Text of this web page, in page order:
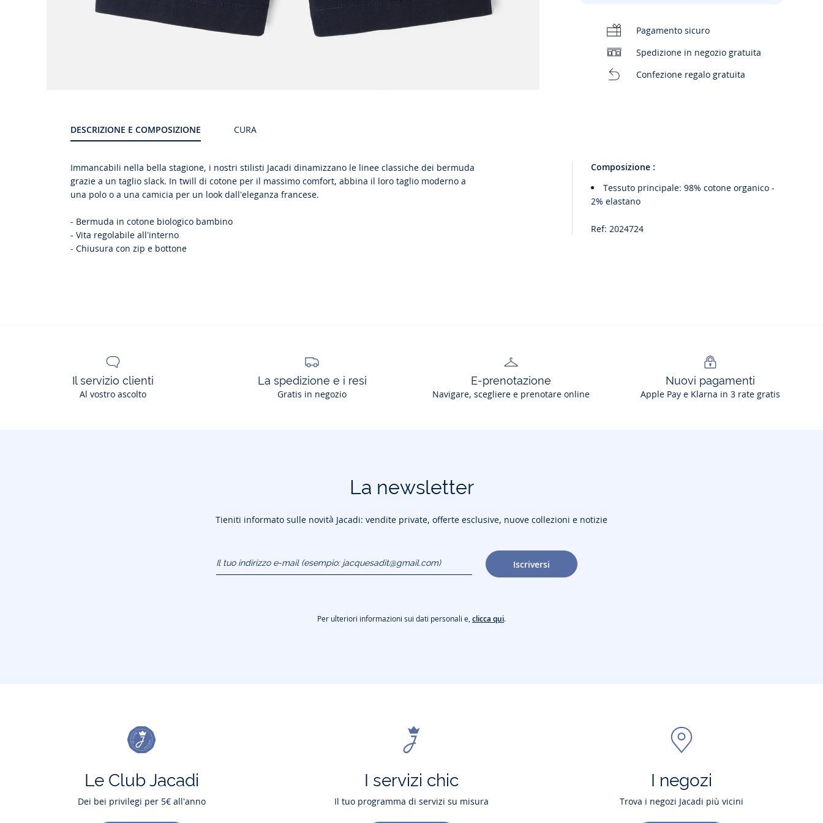
Pagamento sicuro
Spedizione in negozio gratuita
Confezione regalo gratuita
DESCRIZIONE E COMPOSIZIONE CURA
Immancabili nella bella stagione, i nostri stilisti Jacadi dinamizzano le linee classiche dei bermuda
grazie a un taglio slack. In twill di cotone per il massimo comfort, abbina il loro taglio moderno a
una polo o a una camicia per un look dall'eleganza francese.
- Bermuda in cotone biologico bambino
- Vita regolabile all'interno
- Chiusura con zip e bottone
Composizione :
Tessuto principale: 98% cotone organico -
2% elastano
Ref: 2024724
Il servizio clienti
Al vostro ascolto
La spedizione e i resi
Gratis in negozio
E-prenotazione
Navigare, scegliere e prenotare online
Nuovi pagamenti
Apple Pay e Klarna in 3 rate gratis
La newsletter
Tieniti informato sulle novità Jacadi: vendite private, offerte esclusive, nuove collezioni e notizie
(esempio:
jacquesadit@gmail.com)
Iscriversi
Per ulteriori informazioni sui dati personali e,clicca qui.
Le Club Jacadi
Dei bei privilegi per 5€ all'anno
I servizi chic
Il tuo programma di servizi su misura
I negozi
Trova i negozi Jacadi più vicini